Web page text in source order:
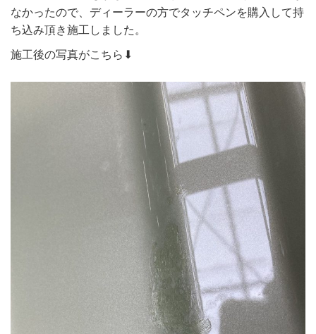
なかったので、ディーラーの方でタッチペンを購入して持
ち込み頂き施工しました。
施工後の写真がこちら⬇︎